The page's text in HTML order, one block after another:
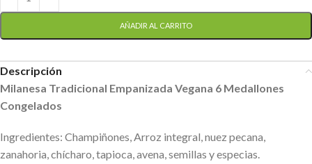
AÑADIR AL CARRITO
Descripción
Milanesa Tradicional Empanizada Vegana 6 Medallones
Congelados
Ingredientes: Champiñones, Arroz integral, nuez pecana,
zanahoria, chícharo, tapioca, avena, semillas y especias.